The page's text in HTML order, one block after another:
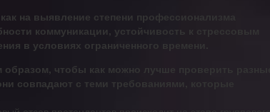
на выявление степени профессионализма
коммуникации, устойчивость к стрессовым
в условиях ограниченного времени.
чтобы как можно лучше проверить разные
совпадают с теми требованиями, которые